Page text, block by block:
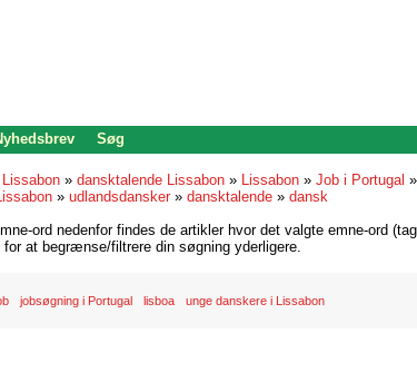
Søg
» dansktalende Lissabon » Lissabon » Job i Portugal »
» udlandsdansker » dansktalende » dansk
ord nedenfor findes de artikler hvor det valgte emne-ord
at begrænse/filtrere din søgning yderligere.
jobsøgning i Portugal lisboa unge danskere i Lissabon